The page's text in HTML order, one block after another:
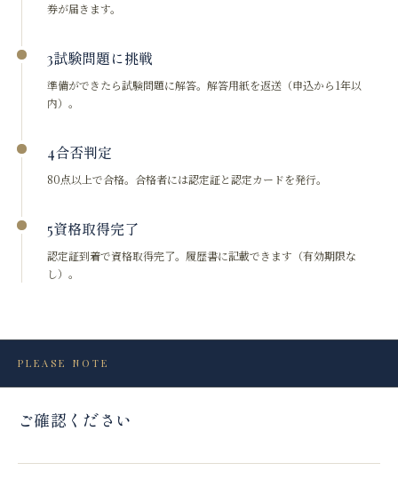
券が届きます。
3試験問題に挑戦
準備ができたら試験問題に解答。解答用紙を返送（申込から1年以
内）。
4合否判定
80点以上で合格。合格者には認定証と認定カードを発行。
5資格取得完了
認定証到着で資格取得完了。履歴書に記載できます（有効期限な
し）。
PLEASE NOTE
ご確認ください